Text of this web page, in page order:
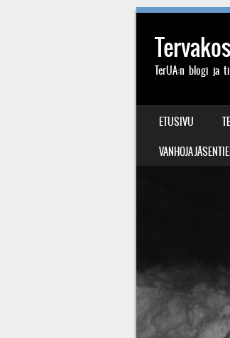
TerUA:n blogi ja
VALIKKO
SIIRRY SISÄLTÖÖN
ETUSIVU
VANHOJA